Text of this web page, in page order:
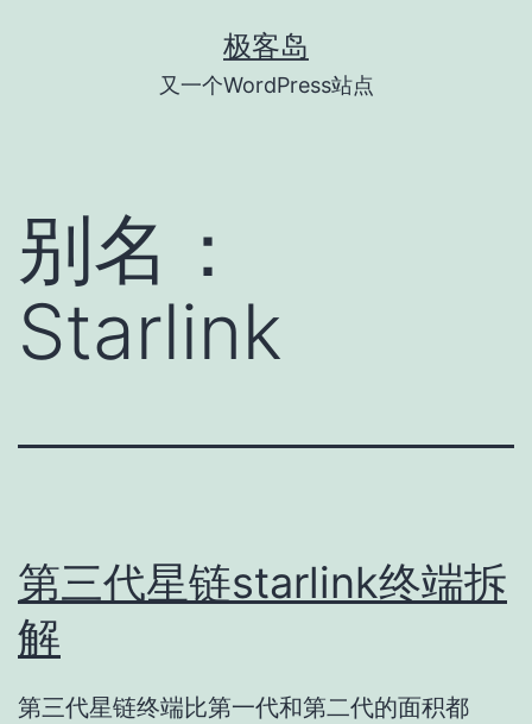
极客岛
又一个WordPress站点
别名：
Starlink
第三代星链starlink终端拆
解
第三代星链终端比第一代和第二代的面积都